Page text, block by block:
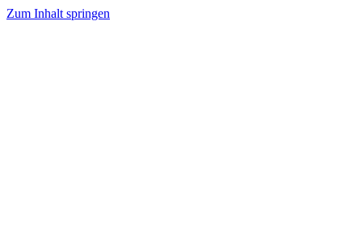
Zum Inhalt springen